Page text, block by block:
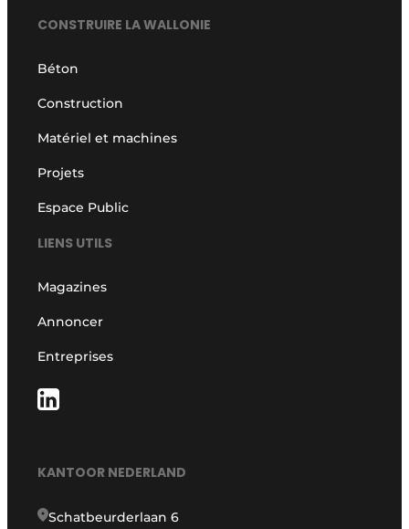
CONSTRUIRE LA WALLONIE
Béton
Construction
Matériel et machines
Projets
Espace Public
LIENS UTILS
Magazines
Annoncer
Entreprises
KANTOOR NEDERLAND
Schatbeurderlaan 6